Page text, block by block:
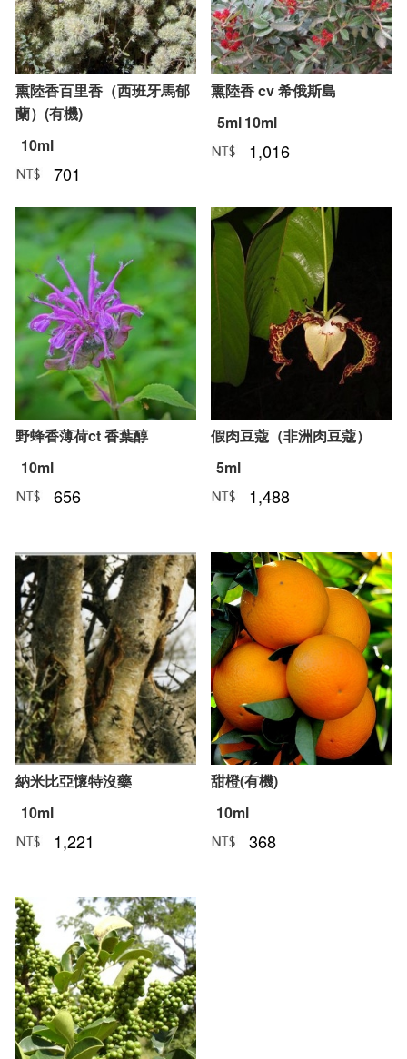
熏陸香百里香（西班牙馬郁
蘭）(有機)
10ml
NT﹕
701
熏陸香 cv 希俄斯島
5ml10ml
NT﹕
1,016
野蜂香薄荷ct 香葉醇
10ml
NT﹕
656
假肉豆蔻（非洲肉豆蔻）
5ml
NT﹕
1,488
納米比亞懷特沒藥
10ml
NT﹕
1,221
甜橙(有機)
10ml
NT﹕
368